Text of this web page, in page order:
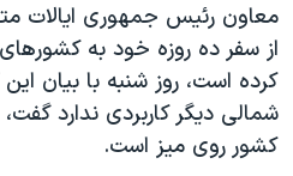
آرشیو پخش زنده
مجموعه مستندهای دادخواهی
تریبونال مردمی آبان ۹۸
دادگاه حمید نوری
معاون رئیس جمهوری ایالات
از سفر ده روزه خود به کشورهای
کرده است، روز شنبه با بیان این
شمالی دیگر کاربردی ندارد گفت،
کشور روی میز است.